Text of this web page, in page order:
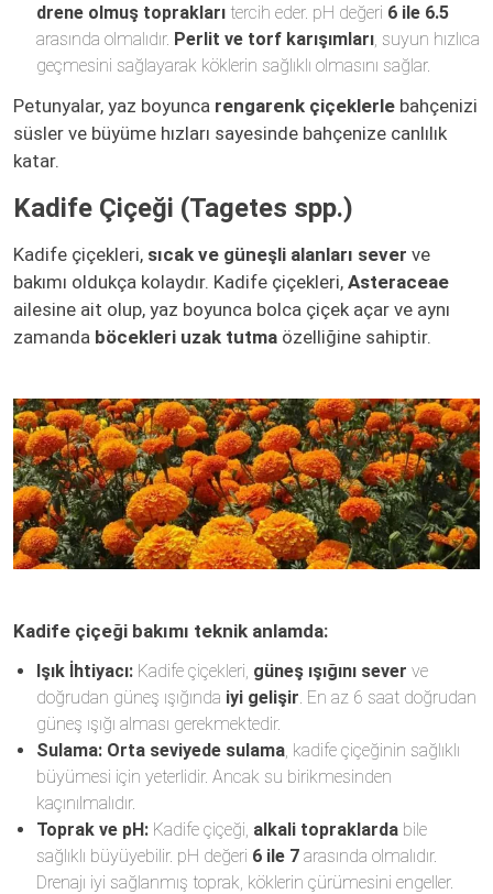
drene olmuş topraklarıtercih eder. pH değeri 6 ile 6.5
arasında olmalıdır. Perlit ve torf karışımları, suyun hızlıca
geçmesini sağlayarak köklerin sağlıklı olmasını sağlar.
Petunyalar, yaz boyunca rengarenk çiçeklerle bahçenizi
süsler ve büyüme hızları sayesinde bahçenize canlılık
katar.
Kadife Çiçeği (Tagetes spp.)
Kadife çiçekleri, sıcak ve güneşli alanları sever ve
bakımı oldukça kolaydır. Kadife çiçekleri, Asteraceae
ailesine ait olup, yaz boyunca bolca çiçek açar ve aynı
zamanda böcekleri uzak tutma özelliğine sahiptir.
Kadife çiçeği bakımı teknik anlamda:
Işık İhtiyacı:Kadife çiçekleri, güneş ışığını sever ve
doğrudan güneş ışığında iyi gelişir . En az 6 saat doğrudan
güneş ışığı alması gerekmektedir.
Sulama: Orta seviyede sulama, kadife çiçeğinin sağlıklı
büyümesi için yeterlidir. Ancak su birikmesinden
kaçınılmalıdır.
Toprak ve pH:Kadife çiçeği, alkali topraklardabile
sağlıklı büyüyebilir. pH değeri 6 ile 7arasında olmalıdır.
Drenajı iyi sağlanmış toprak, köklerin çürümesini engeller.